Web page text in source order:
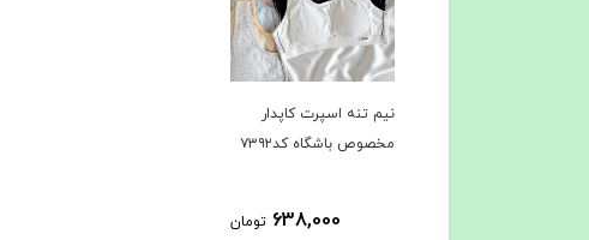
نیم تنه اسپرت کاپدار
مخصوص باشگاه کد۷۳۹۲
638,000 تومان